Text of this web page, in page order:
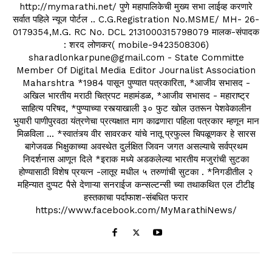
http://mymarathi.net/ पुणे महापालिकेची मुख्य सभा लाईव्ह करणारे
सर्वात पहिले न्यूज पोर्टल .. C.G.Registration No.MSME/ MH- 26-
0179354,M.G. RC No. DCL 2131000315798079 मालक-संपादक
: शरद लोणकर( mobile-9423508306)
sharadlonkarpune@gmail.com - State Committe
Member Of Digital Media Editor Journalist Association
Maharshtra *1984 पासून पुण्यात पत्रकारिता, *आजीव सभासद -
अखिल भारतीय मराठी चित्रपट महामंडळ, *आजीव सभासद - महाराष्ट्र
साहित्य परिषद, *पुण्याच्या रस्त्याखाली ३० फुट खोल उतरून पेशवेकालीन
भुयारी पाणीपुरवठा यंत्रणेचा प्रत्यक्षात माग काढणारा पहिला पत्रकार म्हणून मान
मिळविला ... *स्वातंत्र्य वीर सावरकर यांचे नातू प्रफुल्ल चिपळूणकर हे सारस
बागेजवळ भिक्षुकाच्या अवस्थेत दुर्लक्षित जिवन जगत असल्याचे सर्वप्रथम
निदर्शनास आणून दिले *इराक मध्ये अडकलेल्या भारतीय मजुरांची सुटका
होण्यासाठी विशेष प्रयत्न -लातूर मधील ५ तरुणांची सुटका . *निगडीतील २
महिन्यात दुप्पट पैसे देणाऱ्या सनराईज कन्सल्टन्सी च्या तथाकथित एल टीटीइ
हस्तकाचा पर्दाफाश-संबधित फरार
https://www.facebook.com/MyMarathiNews/